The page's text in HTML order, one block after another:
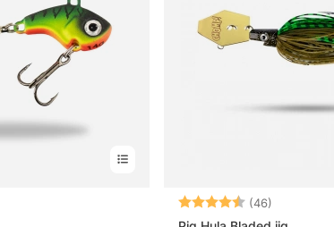
Betyg: (46)